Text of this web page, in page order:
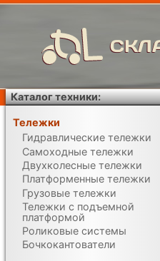
Каталог техники:
Тележки
Гидравлические тележки
Самоходные тележки
Двухколесные тележки
Платформенные тележки
Грузовые тележки
Тележки с подъемной
платформой
Роликовые системы
Бочкокантователи